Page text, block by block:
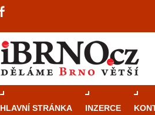
HLAVNÍ STRÁNKA INZERCE